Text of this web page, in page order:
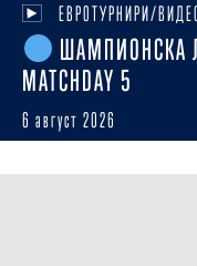
ЕВРОТУРНИРИ/
ШАМПИОНСКА
MATCHDAY 5
6 август 2026